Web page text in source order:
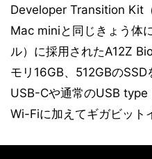
Developer Transition Kit
Mac miniと同じきょう体
ル）に採用されたA12Z
モリ16GB、512GBのSSD
USB-Cや通常のUSB type
Wi-Fiに加えてギガビット